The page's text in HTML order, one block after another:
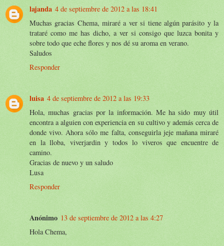
lajanda 4 de septiembre de 2012 a las 18:41
Muchas gracias Chema, miraré a ver si tiene algún parásito y la
trataré como me has dicho, a ver si consigo que luzca bonita y
sobre todo que eche flores y nos dé su aroma en verano.
Saludos
Responder
luisa 4 de septiembre de 2012 a las 19:33
Hola, muchas gracias por la información. Me ha sido muy útil
encontra a alguien con experiencia en su cultivo y además cerca de
donde vivo. Ahora sólo me falta, conseguirla jeje mañana miraré
en la lloba, viverjardin y todos lo viveros que encuentre de
camino.
Gracias de nuevo y un saludo
Lusa
Responder
Anónimo 13 de septiembre de 2012 a las 4:27
Hola Chema,